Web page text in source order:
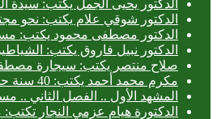
الدكتور يحيى الجمل يكتب: سيدة
الدكتور شوقي علام يكتب: نحو
الدكتور مصطفى محمود يكتب:
الدكتور نبيل فاروق يكتب:
صلاح منتصر يكتب: سيجارة
مكرم محمد أحمد يكتب: 40 سنة حفائر
المشهد الأول .. الفصل الثاني
الدكتورة هيام عزمي النجار